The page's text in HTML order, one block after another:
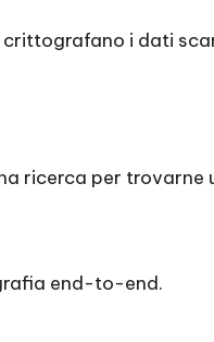
i dati
ricerca per trovarne
end-to-end.